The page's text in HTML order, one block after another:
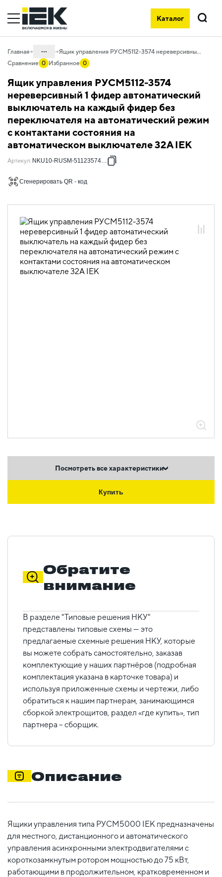
Каталог
Поиск
Главная ...
50. Типовые решения НКУ
50.10 Ящики управления
50.10.02 НКУ ящики управления
50.10.02.03 Ящики управления
электродвигателями РУСМ5000
Ящик управления РУСМ5112-3574 нереверсивный 1 фидер автоматический выключатель на каждый фидер без переключателя на автоматический режим с контактами состояния на автоматическом выключателе 32А IEK
Сравнение 0 Избранное 0
Ящик управления РУСМ5112-3574
нереверсивный 1 фидер автоматический
выключатель на каждый фидер без
переключателя на автоматический режим
с контактами состояния на
автоматическом выключателе 32А IEK
Артикул: NKU10-RUSM-51123574-01
Сгенерировать QR - код
Посмотреть все характеристики
Купить
Обратите
внимание
В разделе "Типовые решения НКУ"
представлены типовые схемы — это
предлагаемые схемные решения НКУ, которые
вы можете собрать самостоятельно, заказав
комплектующие у наших партнёров (подробная
комплектация указана в карточке товара) и
используя приложенные схемы и чертежи, либо
обратиться к нашим партнерам, занимающимся
сборкой электрощитов, раздел «где купить», тип
партнера – сборщик.
Описание
Ящики управления типа РУСМ5000 IEK предназначены
для местного, дистанционного и автоматического
управления асинхронными электродвигателями с
короткозамкнутым ротором мощностью до 75 кВт,
работающими в продолжительном, кратковременном и